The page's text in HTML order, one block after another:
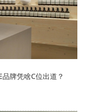
牌凭啥C位出道？